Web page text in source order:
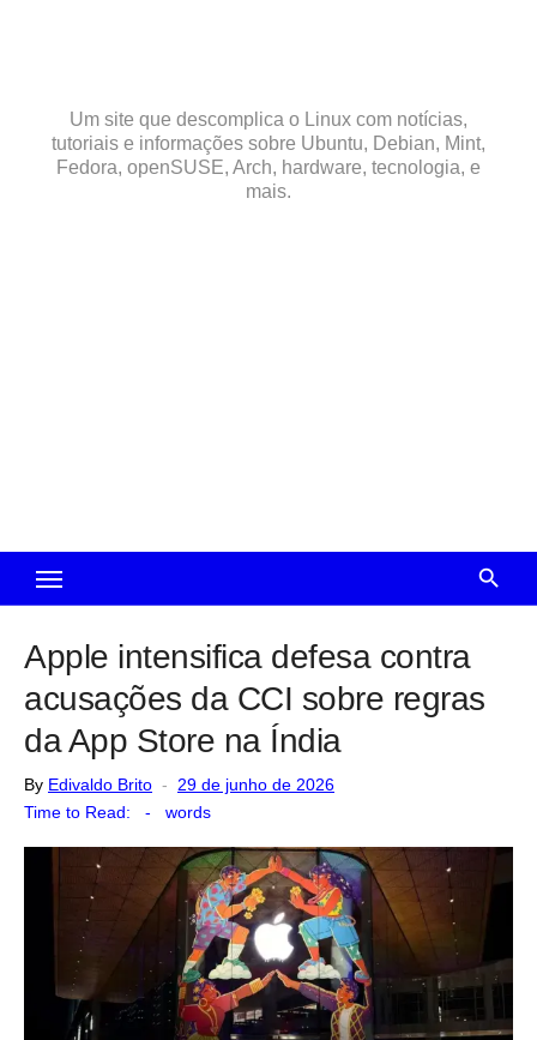
Um site que descomplica o Linux com notícias,
tutoriais e informações sobre Ubuntu, Debian, Mint,
Fedora, openSUSE, Arch, hardware, tecnologia, e
mais.
Apple intensifica defesa contra
acusações da CCI sobre regras
da App Store na Índia
By Edivaldo Brito
Posted
29 de junho de 2026
Time to Read:
- words